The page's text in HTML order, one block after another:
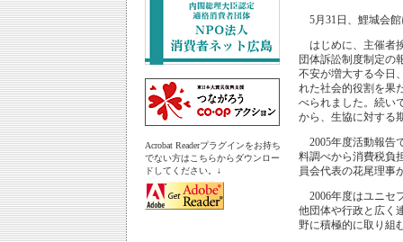
Acrobat Readerプラグインをお持ち
でない方はこちらからダウンロー
ドしてください。↓
5月31日、鯉城会館
はじめに、主催者
団体訴訟制度制定の
不安が増大する今日
れた社会的役割を果
べられました。続い
から、生協に対する
2005年度活動報告
料調べから消費税負
員会代表の花尾理事
2006年度はユニセ
他団体や行政と広く
野に積極的に取り組